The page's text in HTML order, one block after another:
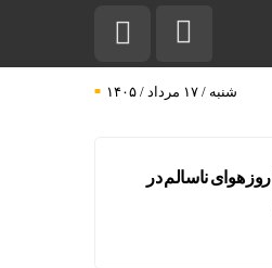
شنبه / ۱۷ مرداد / ۱۴۰۵
20 روز هوای ناسالم در